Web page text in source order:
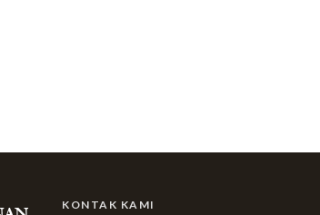
KONTAK KAMI